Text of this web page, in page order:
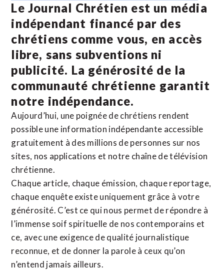
Le Journal Chrétien est un média
indépendant financé par des
chrétiens comme vous, en accès
libre, sans subventions ni
publicité. La générosité de la
communauté chrétienne garantit
notre indépendance.
Aujourd’hui, une poignée de chrétiens rendent
possible une information indépendante accessible
gratuitement à des millions de personnes sur nos
sites, nos applications et notre chaîne de télévision
chrétienne.
Chaque article, chaque émission, chaque reportage,
chaque enquête existe uniquement grâce à votre
générosité. C’est ce qui nous permet de répondre à
l’immense soif spirituelle de nos contemporains et
ce, avec une exigence de qualité journalistique
reconnue, et de donner la parole à ceux qu’on
n’entend jamais ailleurs.